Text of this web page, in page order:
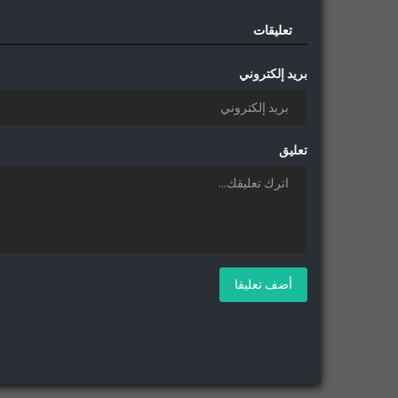
تعليقات
بريد إلكتروني
تعليق
أضف تعليقا